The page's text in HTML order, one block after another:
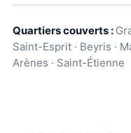
Quartiers couverts :
Saint-Esprit · Beyris ·
Arènes · Saint-Étienne